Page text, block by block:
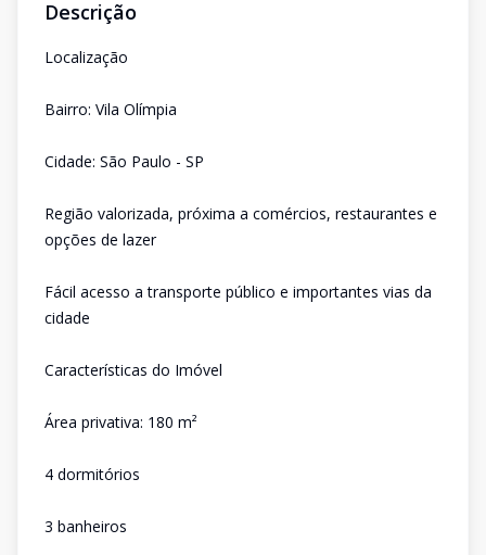
Descrição
Localização
Bairro: Vila Olímpia
Cidade: São Paulo - SP
Região valorizada, próxima a comércios, restaurantes e
opções de lazer
Fácil acesso a transporte público e importantes vias da
cidade
Características do Imóvel
Área privativa: 180 m²
4 dormitórios
3 banheiros